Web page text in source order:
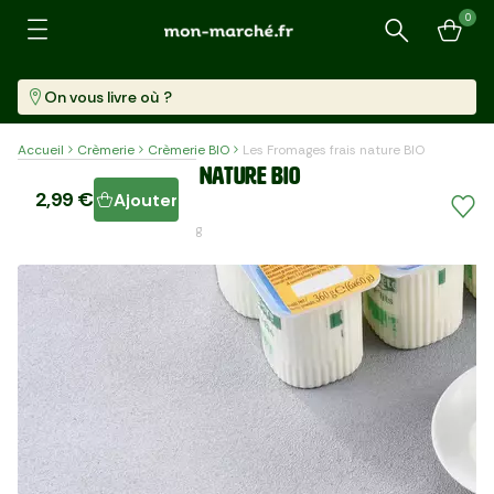
Recherche
0
On vous livre où ?
Accueil Crèmerie Crèmerie BIO Les Fromages frais nature BIO
Les Fromages frais nature BIO
8,31 €/kg
2,99 € Ajouter